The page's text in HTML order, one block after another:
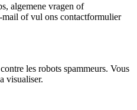
algemene vragen of
mail of vul ons contactformulier
les robots spammeurs. Vous
visualiser.